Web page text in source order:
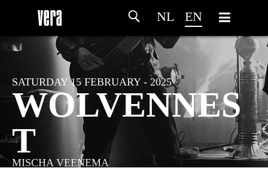
NL EN
SATURDAY 15 FEBRUARY - 2025
WOLVENNES
T
MISCHA VEENEMA